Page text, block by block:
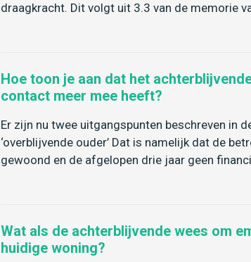
draagkracht. Dit volgt uit 3.3 van de memorie
Hoe toon je aan dat het
contact meer mee heeft?
Er zijn nu twee uitgangspunten beschreven in
‘overblijvende ouder’ Dat is namelijk dat de
gewoond en de afgelopen drie jaar geen
Wat als de achterblijvende wees om
huidige woning?